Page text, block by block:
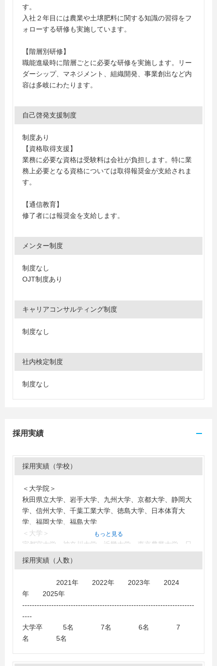
す。
入社２年目には農業や土壌肥料に関する知識の習得をフ
ォローする研修も実施しています。
【階層別研修】
職能進級時に階層ごとに必要な研修を実施します。リー
ダーシップ、マネジメント、組織開発、事業創出など内
容は多岐にわたります。
自己啓発支援制度
制度あり
【資格取得支援】
業務に必要な資格は受験料は会社が負担します。特に業
務上必要となる資格については取得報奨金が支給されま
す。
【通信教育】
修了者には報奨金を支給します。
メンター制度
制度なし
OJT制度あり
キャリアコンサルティング制度
制度なし
社内検定制度
制度なし
採用実績
採用実績（学校）
＜大学院＞
秋田県立大学、岩手大学、九州大学、京都大学、静岡大
学、信州大学、千葉工業大学、徳島大学、日本体育大
学、福岡大学、福島大学
＜大学＞
宇都宮大学、神奈川大学、近畿大学、東京農業大学、日
本大学、弘前大学、福岡大学、松山大学、明治大学、龍
谷大学、早稲田大学、石川県立大学、秋田県立大学
もっと見る
採用実績（人数）
2021年 2022年 2023年 2024
年 2025年
-----------------------------------------------------------------------
----
大学卒 5名 7名 6名 7
名 5名